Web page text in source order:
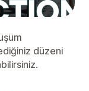
düzeni